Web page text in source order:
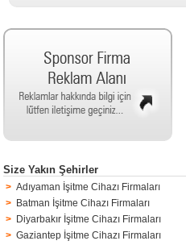
Size Yakın Şehirler
> Adıyaman İşitme Cihazı Firmaları
> Batman İşitme Cihazı Firmaları
> Diyarbakır İşitme Cihazı Firmaları
> Gaziantep İşitme Cihazı Firmaları